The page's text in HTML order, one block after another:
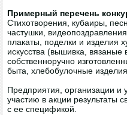
Примерный перечень
Стихотворения, кубаиры,
частушки,
плакаты, поделки и изделия
искусства (вышивка, вязаные
собственноручно
быта, хлебобулочные
Предприятия, организации и
участию в акции результаты
с ее спецификой.